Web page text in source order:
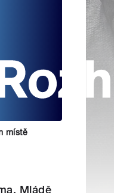
místě
Mládě